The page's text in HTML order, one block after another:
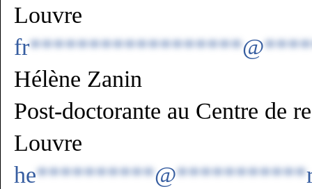
Louvre
fr******************@
Hélène Zanin
Post-doctorante au Centre de
Louvre
he**********@***********